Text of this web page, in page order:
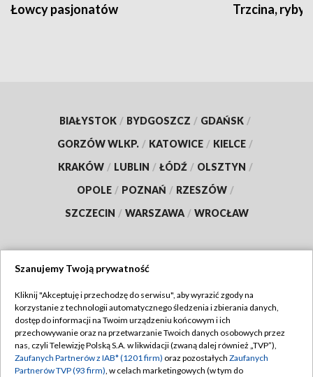
Łowcy pasjonatów Trzcina, ryby
BIAŁYSTOK / BYDGOSZCZ / GDAŃSK /
GORZÓW WLKP. / KATOWICE / KIELCE /
KRAKÓW / LUBLIN / ŁÓDŹ / OLSZTYN /
OPOLE / POZNAŃ / RZESZÓW /
SZCZECIN / WARSZAWA / WROCŁAW
TVP
Abonament TVP
Emisja w TVP
Regulamin TVP
Polityka prywatności
Szanujemy Twoją prywatność
Kliknij "Akceptuję i przechodzę do serwisu", aby wyrazić zgody na
korzystanie z technologii automatycznego śledzenia i zbierania danych,
dostęp do informacji na Twoim urządzeniu końcowym i ich
przechowywanie oraz na przetwarzanie Twoich danych osobowych przez
nas, czyli Telewizję Polską S.A. w likwidacji (zwaną dalej również „TVP”),
Zaufanych Partnerów z IAB* (1201 firm) oraz pozostałych Zaufanych
Partnerów TVP (93 firm), w celach marketingowych (w tym do